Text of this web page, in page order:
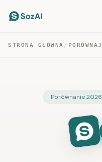
STRONA GŁÓWNA / PORÓWNAJ
Porównanie 2026